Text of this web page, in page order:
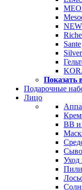
Sante
Показать
Подарочные
Лицо
BB
Уход